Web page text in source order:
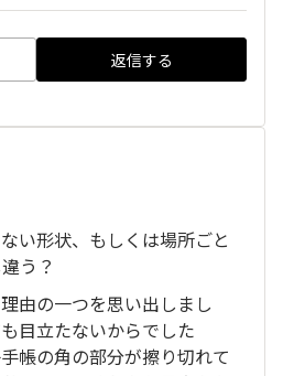
返信する
い形状、もしくは場所ごと
う？
由の一つを思い出しまし
目立たないからでした
帳の角の部分が擦り切れて